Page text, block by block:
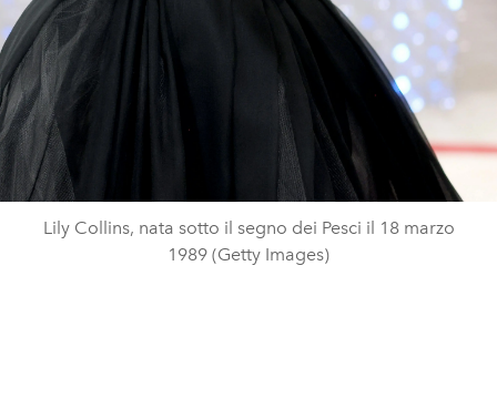
Lily Collins, nata sotto il segno dei Pesci il 18 marzo
1989 (Getty Images)